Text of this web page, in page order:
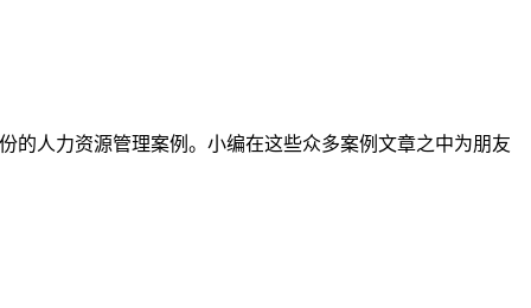
的人力资源管理案例。小编在这些众多案例文章之中为朋友